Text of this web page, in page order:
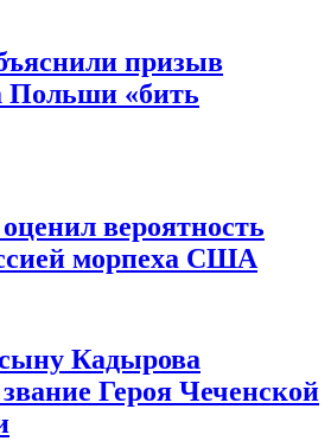
призыв
Польши «бить
вероятность
морпеха США
Кадырова
Героя Чеченской